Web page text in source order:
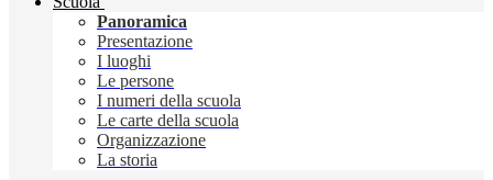
Panoramica
Presentazione
I luoghi
Le persone
I numeri della scuola
Le carte della scuola
Organizzazione
La storia